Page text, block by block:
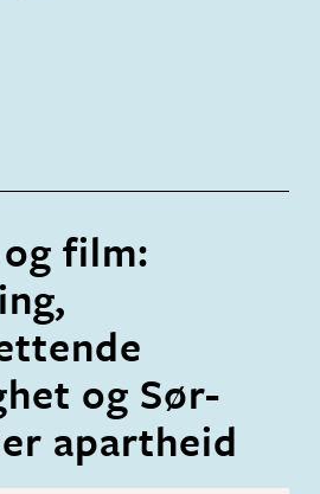
film:
og Sør-
apartheid